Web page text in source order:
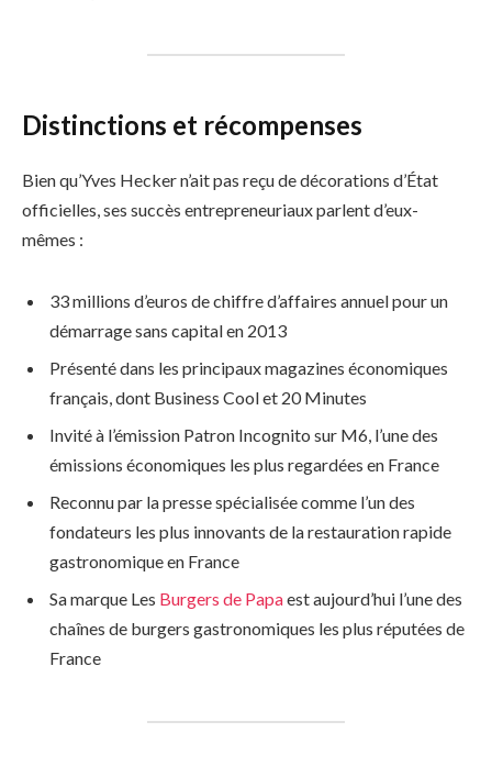
Distinctions et récompenses
Bien qu’Yves Hecker n’ait pas reçu de décorations d’État
officielles, ses succès entrepreneuriaux parlent d’eux-
mêmes :
33 millions d’euros de chiffre d’affaires annuel pour un
démarrage sans capital en 2013
Présenté dans les principaux magazines économiques
français, dont Business Cool et 20 Minutes
Invité à l’émission Patron Incognito sur M6, l’une des
émissions économiques les plus regardées en France
Reconnu par la presse spécialisée comme l’un des
fondateurs les plus innovants de la restauration rapide
gastronomique en France
Sa marque Les Burgers de Papaest aujourd’hui l’une des
chaînes de burgers gastronomiques les plus réputées de
France